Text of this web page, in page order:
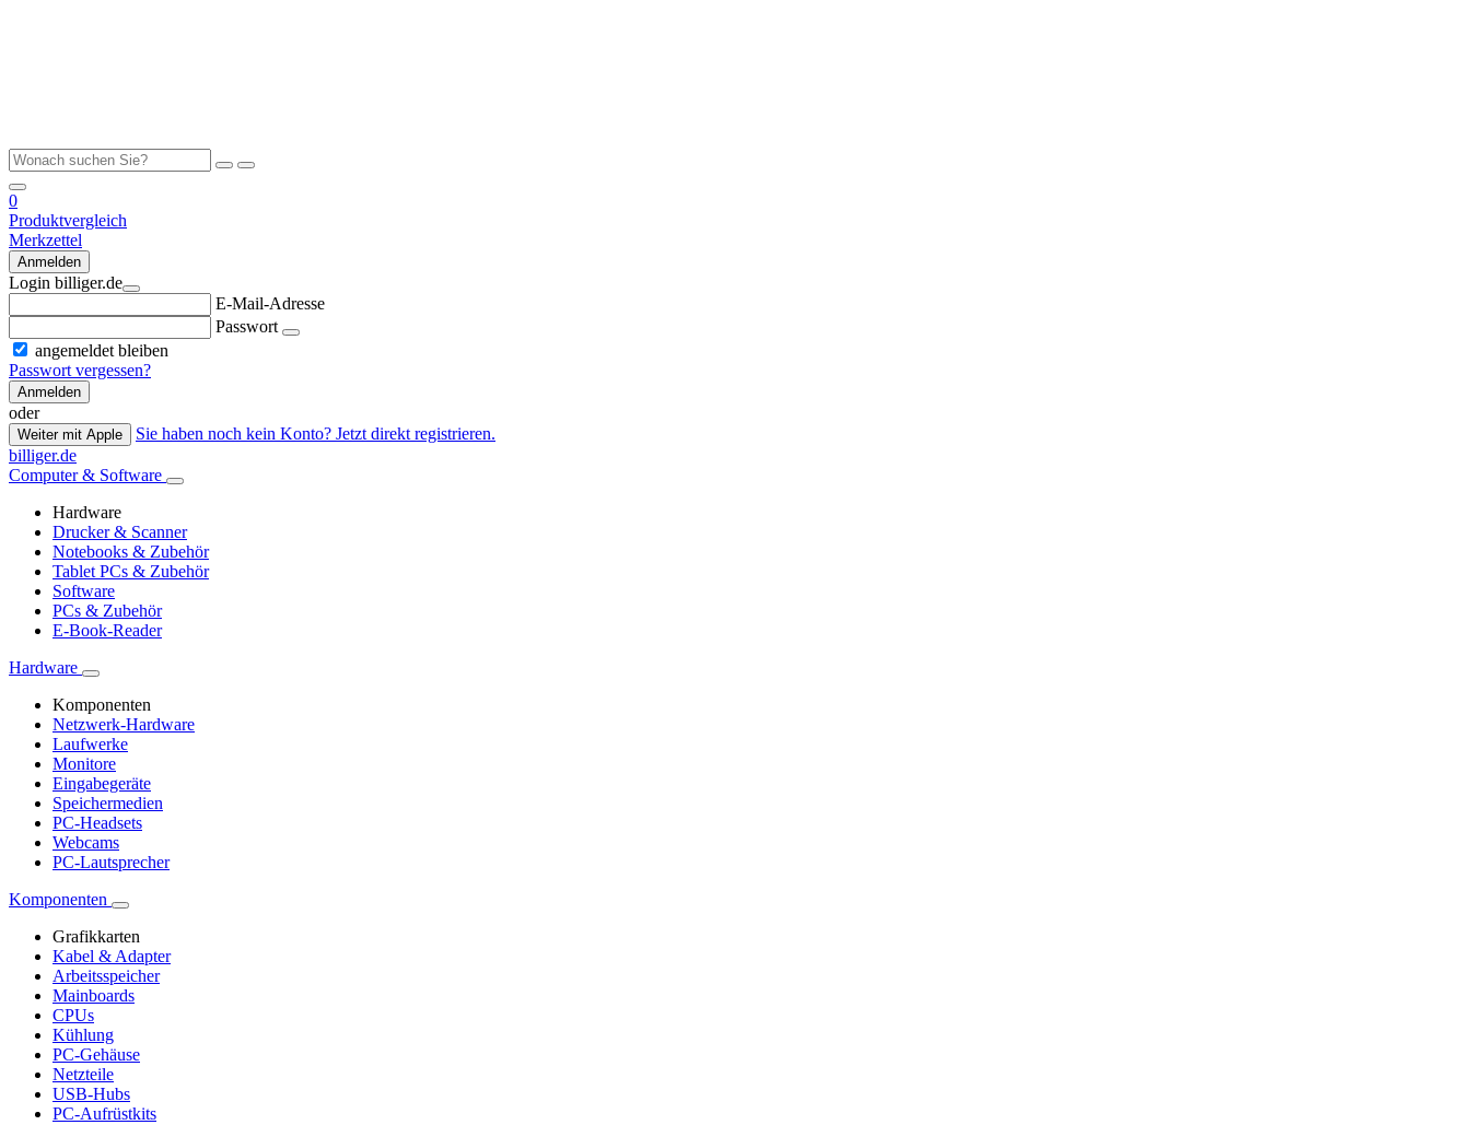
0
Produktvergleich
Merkzettel
Anmelden
Login billiger.de
E-Mail-Adresse
Passwort
angemeldet bleiben
Passwort vergessen?
Anmelden
oder
Weiter mit Apple
Sie haben noch kein Konto? Jetzt direkt registrieren.
billiger.de
Computer & Software
Hardware
Drucker & Scanner
Notebooks & Zubehör
Tablet PCs & Zubehör
Software
PCs & Zubehör
E-Book-Reader
Hardware
Komponenten
Netzwerk-Hardware
Laufwerke
Monitore
Eingabegeräte
Speichermedien
PC-Headsets
Webcams
PC-Lautsprecher
Komponenten
Grafikkarten
Kabel & Adapter
Arbeitsspeicher
Mainboards
CPUs
Kühlung
PC-Gehäuse
Netzteile
USB-Hubs
PC-Aufrüstkits